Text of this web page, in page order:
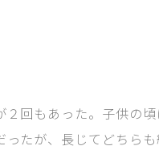
回もあった。子供の
たが、長じてどちらも